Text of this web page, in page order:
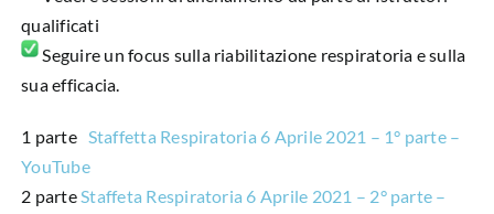
qualificati
Seguire un focus sulla riabilitazione respiratoria e sulla
sua efficacia.
1 parte Staffetta Respiratoria 6 Aprile 2021 – 1° parte –
YouTube
2 parteStaffeta Respiratoria 6 Aprile 2021 – 2° parte –